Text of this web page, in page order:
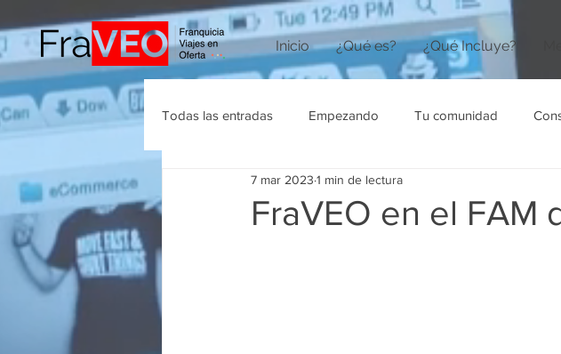
Inicio ¿Qué es? ¿Qué Incluye?
Todas las entradas Empezando Tu comunidad
Agencias de Viajes
FraVEO en el FAM
7 mar 2023 1 min de lectura